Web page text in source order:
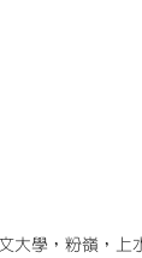
大學，粉嶺，上